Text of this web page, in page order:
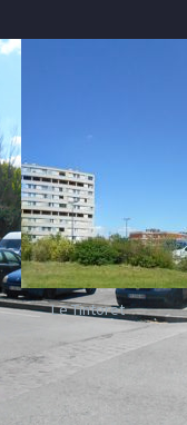
Le Tintoret